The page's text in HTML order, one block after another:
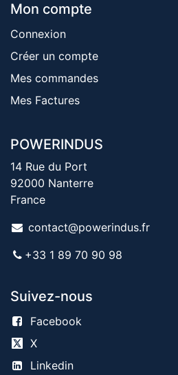
Mon compte
Connexion
Créer un compte
Mes commandes
Mes Factures
POWERINDUS
14 Rue du Port
92000 Nanterre
France
contact@powerindus.fr
+33 1 89 70 90 98
Suivez-nous
Facebook
X
Linkedin